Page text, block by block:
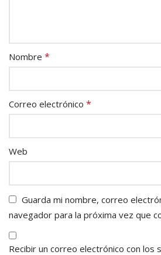
Nombre *
Correo electrónico *
Web
Guarda mi nombre, correo
navegador para la próxima vez que
Recibir un correo electrónico con los